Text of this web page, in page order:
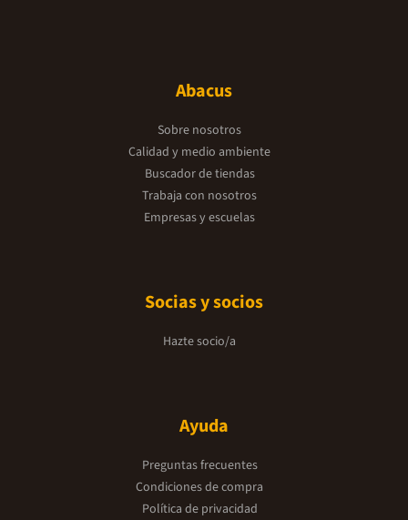
Abacus
Sobre nosotros
Calidad y medio ambiente
Buscador de tiendas
Trabaja con nosotros
Empresas y escuelas
Socias y socios
Hazte socio/a
Ayuda
Preguntas frecuentes
Condiciones de compra
Política de privacidad